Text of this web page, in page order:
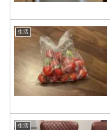
生活
生活